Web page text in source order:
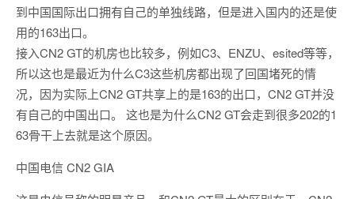
到中国国际出口拥有自己的单独线路，但是进入国内的还是使
用的163出口。
接入CN2 GT的机房也比较多，例如C3、ENZU、esited等等，
所以这也是最近为什么C3这些机房都出现了回国堵死的情
况，因为实际上CN2 GT共享上的是163的出口，CN2 GT并没
有自己的中国出口。 这也是为什么CN2 GT会走到很多202的1
63骨干上去就是这个原因。
中国电信 CN2 GIA